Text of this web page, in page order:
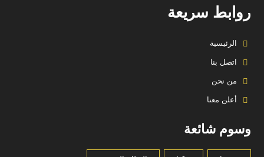
روابط سريعة
الرئيسية
اتصل بنا
من نحن
أعلن معنا
وسوم شائعة